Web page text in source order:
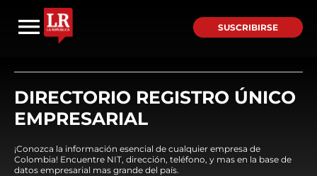
SUSCRIBIRSE
DIRECTORIO REGISTRO ÚNICO
EMPRESARIAL
¡Conozca la información esencial de cualquier empresa de
Colombia! Encuentre NIT, dirección, teléfono, y mas en la base de
datos empresarial mas grande del país.